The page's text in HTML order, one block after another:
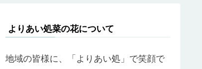
よりあい処菜の花について
地域の皆様に、「よりあい処」で笑顔で